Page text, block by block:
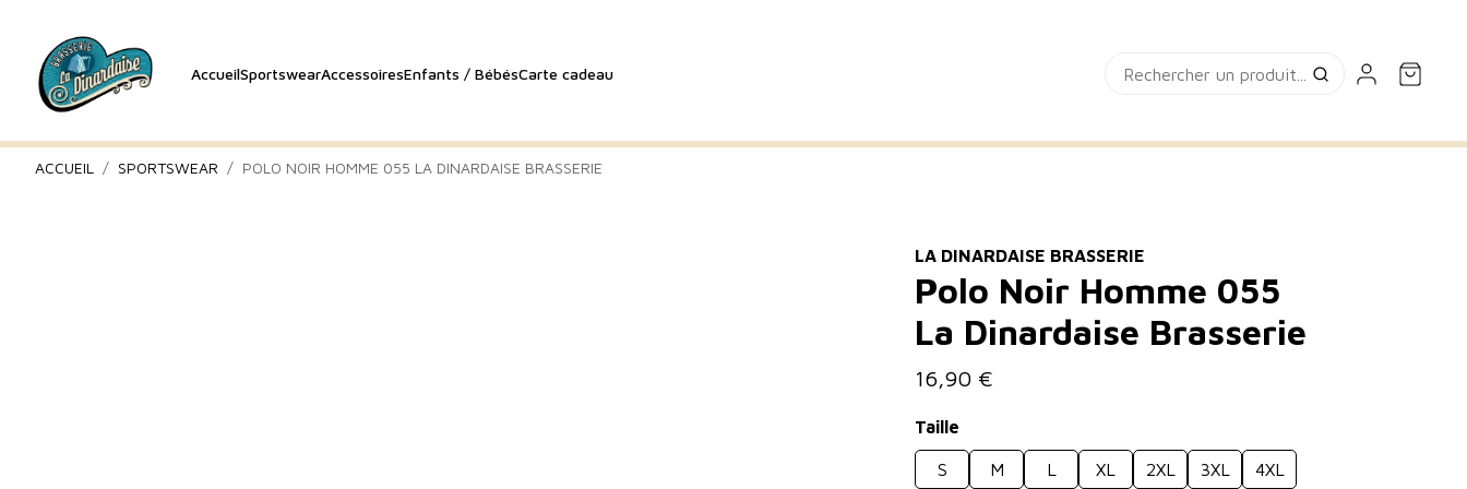
AccueilSportswearAccessoiresEnfants / BébésCarte cadeau
ACCUEIL SPORTSWEAR POLO NOIR HOMME 055 LA DINARDAISE BRASSERIE
LA DINARDAISE BRASSERIE
Polo Noir Homme 055
La Dinardaise Brasserie
16,90 €
Taille
S M L XL 2XL 3XL 4XL